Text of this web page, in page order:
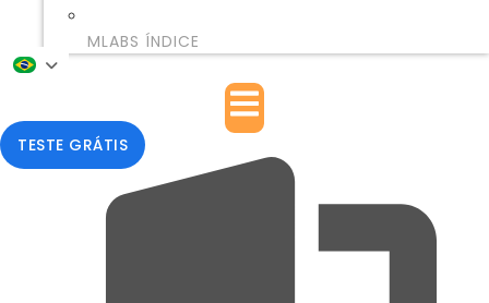
MLABS ÍNDICE
TESTE GRÁTIS